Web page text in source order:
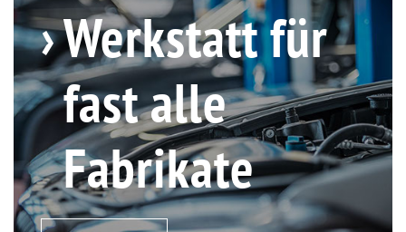
Werkstatt für
fast alle
Fabrikate